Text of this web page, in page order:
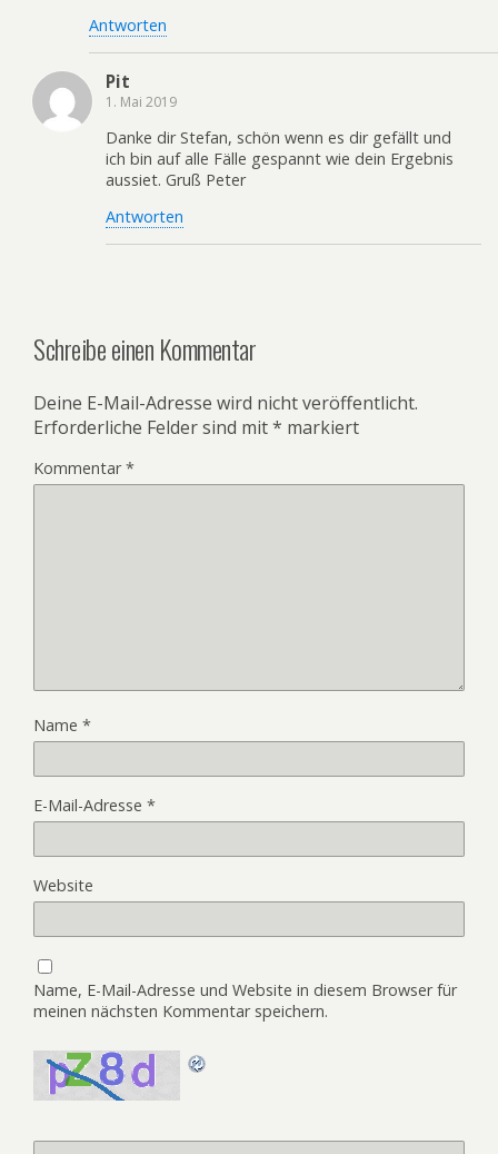
Antworten
Pit
1. Mai 2019
Danke dir Stefan, schön wenn es dir gefällt und
ich bin auf alle Fälle gespannt wie dein Ergebnis
aussiet. Gruß Peter
Antworten
Schreibe einen Kommentar
Deine E-Mail-Adresse wird nicht veröffentlicht.
Erforderliche Felder sind mit* markiert
Kommentar*
Name *
E-Mail-Adresse *
Website
Name, E-Mail-Adresse und Website in diesem Browser für
meinen nächsten Kommentar speichern.